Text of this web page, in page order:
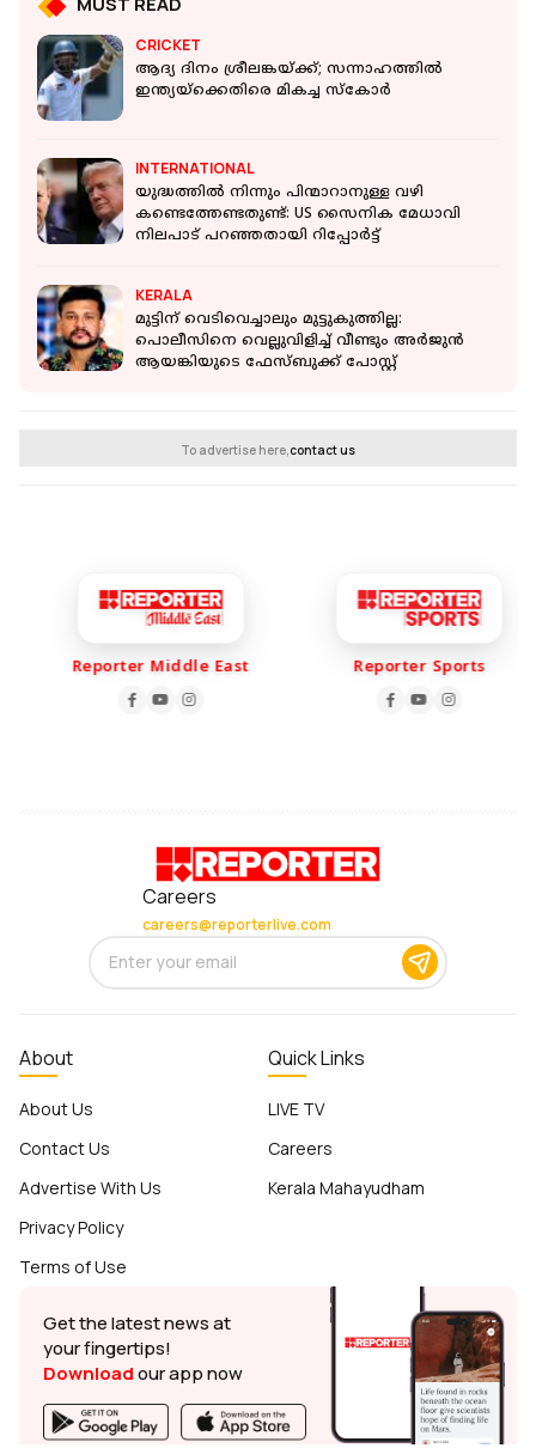
CRICKET
ആദ്യ ദിനം ശ്രീലങ്കയ്ക്ക്; സന്നാഹത്തിൽ
ഇന്ത്യയ്‌ക്കെതിരെ മികച്ച സ്കോർ
INTERNATIONAL
യുദ്ധത്തിൽ നിന്നും പിന്മാറാനുള്ള വഴി
കണ്ടെത്തേണ്ടതുണ്ട്: US സൈനിക മേധാവി
നിലപാട് പറഞ്ഞതായി റിപ്പോർട്ട്
KERALA
മുട്ടിന് വെടിവെച്ചാലും മുട്ടുകുത്തില്ല:
പൊലീസിനെ വെല്ലുവിളിച്ച് വീണ്ടും അർജുൻ
ആയങ്കിയുടെ ഫേസ്ബുക്ക് പോസ്റ്റ്
To advertise here,contact us
Reporter Middle East Reporter Sports
Careers
careers@reporterlive.com
About
About Us
Contact Us
Advertise With Us
Privacy Policy
Terms of Use
Quick Links
LIVE TV
Careers
Kerala Mahayudham
Get the latest news at
your fingertips!
Downloadour app now